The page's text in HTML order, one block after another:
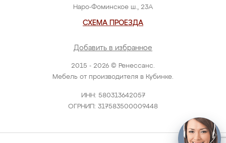
2015 - 2026 © Ренессанс.
Мебель от производителя в Кубинке.
ИНН: 580313642057
ОГРНИП: 317583500009448
Наро-Фоминское ш., 23А
СХЕМА ПРОЕЗДА
Добавить в избранное